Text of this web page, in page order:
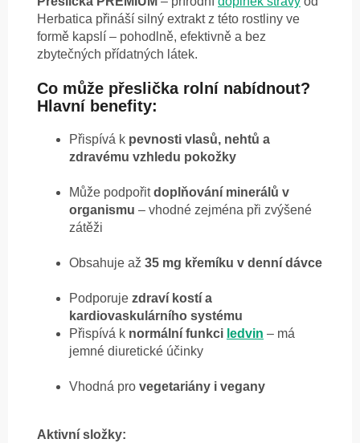
Herbatica přináší silný extrakt z této rostliny ve
formě kapslí – pohodlně, efektivně a bez
zbytečných přídatných látek.
Co může přeslička rolní nabídnout?
Hlavní benefity:
Přispívá k pevnosti vlasů, nehtů a
zdravému vzhledu pokožky
Může podpořitdoplňování minerálů v
organismu – vhodné zejména při zvýšené
zátěži
Obsahuje až 35 mg křemíku v denní dávce
Podporuje zdraví kostí a
kardiovaskulárního systému
Přispívá k normální funkci ledvin – má
jemné diuretické účinky
Vhodná pro vegetariány i vegany
Aktivní složky: